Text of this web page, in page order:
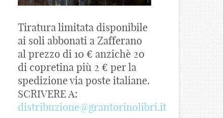
Tiratura limitata disponibile
ai soli abbonati a Zafferano
al prezzo di 10 € anzichè 20
di copretina più 2 € per la
spedizione via poste italiane.
SCRIVERE A:
distribuzione@grantorinolibri.it